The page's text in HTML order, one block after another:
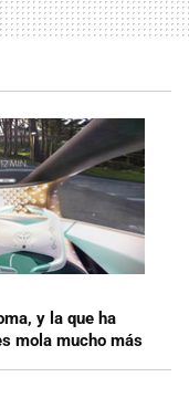
y la que ha
mola mucho más